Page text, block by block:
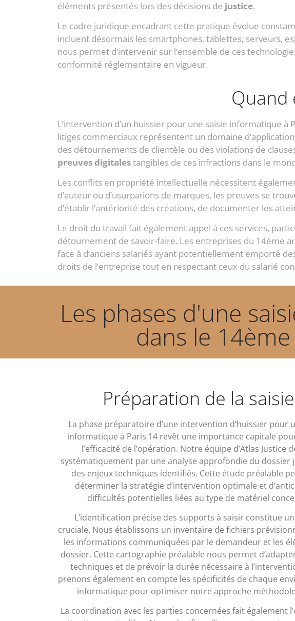
éléments présentés lors des décisions de justice.
Le cadre juridique encadrant cette pratique évolue
incluent désormais les smartphones, tablettes, serveurs,
nous permet d’intervenir sur l’ensemble de ces
conformité réglementaire en vigueur.
Quand
L’intervention d’un huissier pour une saisie informatique
litiges commerciaux représentent un domaine
des détournements de clientèle ou des violations de
preuves digitalestangibles de ces infractions dans le
Les conflits en propriété intellectuelle nécessitent
d’auteur ou d’usurpations de marques, les preuves se
d’établir l’antériorité des créations, de documenter les
Le droit du travail fait également appel à ces services,
détournement de savoir-faire. Les entreprises du 14ème
face à d’anciens salariés ayant potentiellement emporté
droits de l’entreprise tout en respectant ceux du salarié
Les phases d'une
dans le
Préparation de la saisie
La phase préparatoire d’une intervention d’huissier pour
informatique à Paris 14 revêt une importance capitale
l’efficacité de l’opération. Notre équipe d’Atlas Justice
systématiquement par une analyse approfondie du dossier
des enjeux techniques identifiés. Cette étude préalable
déterminer la stratégie d’intervention optimale et
difficultés potentielles liées au type de matériel
L’identification précise des supports à saisir constitue
cruciale. Nous établissons un inventaire de fichiers
les informations communiquées par le demandeur et les
dossier. Cette cartographie préalable nous permet
techniques et de prévoir la durée nécessaire à
prenons également en compte les spécificités de chaque
informatique pour optimiser notre approche
La coordination avec les parties concernées fait également